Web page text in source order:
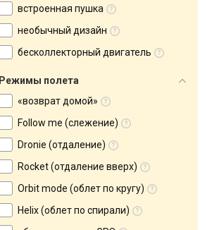
встроенная пушка
необычный дизайн
бесколлекторный двигатель
Режимы полета
«возврат домой»
Follow me (слежение)
Dronie (отдаление)
Rocket (отдаление вверх)
Orbit mode (облет по кругу)
Helix (облет по спирали)